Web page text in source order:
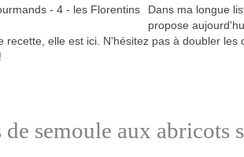
Dans ma longue
propose
recette, elle est ici. N'hésitez pas à doubler les
de semoule aux abricots